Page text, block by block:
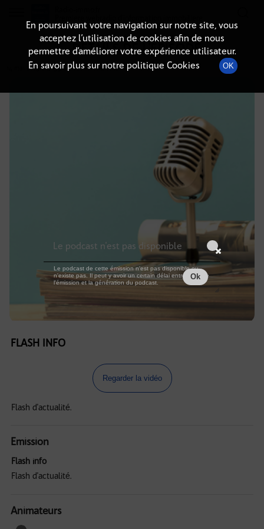
DÉTAILS DE L'ÉPISODE
14 mai 2025 à 4h59, durée : Invalid date
FLASH INFO
Regarder la vidéo
Flash d'actualité.
Emission
Flash info
Flash d'actualité.
Animateurs
En poursuivant votre navigation sur notre site, vous
acceptez l’utilisation de cookies afin de nous
permettre d’améliorer votre expérience utilisateur.
En savoir plus sur notre politique Cookies
OK
Le podcast n'est pas disponible
Le podcast de cette émission n'est pas disponible ou
n'existe pas. Il peut y avoir un certain délai entre la fin de
l'émission et la génération du podcast.
Ok